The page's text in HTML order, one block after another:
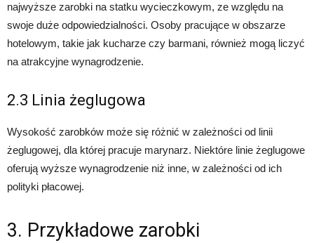
najwyższe zarobki na statku wycieczkowym, ze względu na
swoje duże odpowiedzialności. Osoby pracujące w obszarze
hotelowym, takie jak kucharze czy barmani, również mogą liczyć
na atrakcyjne wynagrodzenie.
2.3 Linia żeglugowa
Wysokość zarobków może się różnić w zależności od linii
żeglugowej, dla której pracuje marynarz. Niektóre linie żeglugowe
oferują wyższe wynagrodzenie niż inne, w zależności od ich
polityki płacowej.
3. Przykładowe zarobki